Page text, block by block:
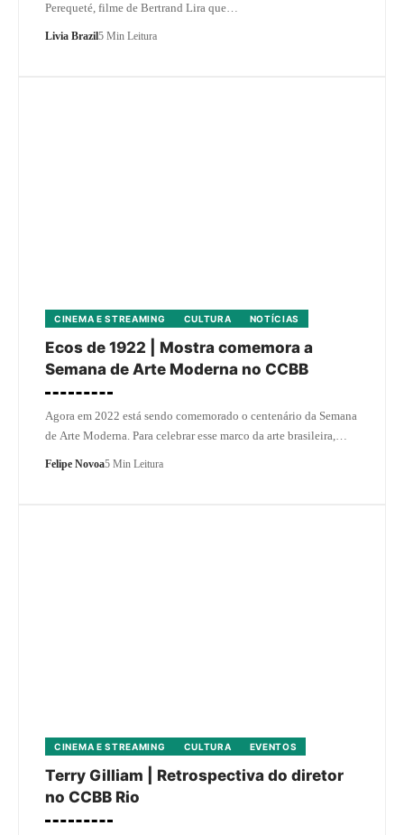
Perequeté, filme de Bertrand Lira que…
Livia Brazil5 Min Leitura
CINEMA E STREAMING CULTURA NOTÍCIAS
Ecos de 1922 | Mostra comemora a
Semana de Arte Moderna no CCBB
Agora em 2022 está sendo comemorado o centenário da Semana
de Arte Moderna. Para celebrar esse marco da arte brasileira,…
Felipe Novoa5 Min Leitura
CINEMA E STREAMING CULTURA EVENTOS
Terry Gilliam | Retrospectiva do diretor
no CCBB Rio